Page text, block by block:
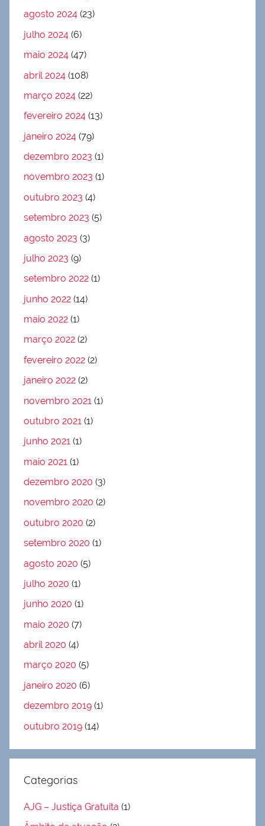
agosto 2024 (23)
julho 2024 (6)
maio 2024 (47)
abril 2024 (108)
março 2024 (22)
fevereiro 2024 (13)
janeiro 2024 (79)
dezembro 2023 (1)
novembro 2023 (1)
outubro 2023 (4)
setembro 2023 (5)
agosto 2023 (3)
julho 2023 (9)
setembro 2022 (1)
junho 2022 (14)
maio 2022 (1)
março 2022 (2)
fevereiro 2022 (2)
janeiro 2022 (2)
novembro 2021 (1)
outubro 2021 (1)
junho 2021 (1)
maio 2021 (1)
dezembro 2020 (3)
novembro 2020 (2)
outubro 2020 (2)
setembro 2020 (1)
agosto 2020 (5)
julho 2020 (1)
junho 2020 (1)
maio 2020 (7)
abril 2020 (4)
março 2020 (5)
janeiro 2020 (6)
dezembro 2019 (1)
outubro 2019 (14)
Categorias
AJG – Justiça Gratuita (1)